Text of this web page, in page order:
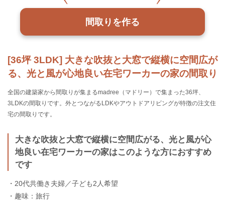
[36坪 3LDK] 大きな吹抜と大窓で縦横に空間広が
る、光と風が心地良い在宅ワーカーの家の間取り
全国の建築家から間取りが集まるmadree（マドリー）で集まった36坪、
3LDKの間取りです。外とつながるLDKやアウトドアリビングが特徴の注文住
宅の間取りです。
大きな吹抜と大窓で縦横に空間広がる、光と風が心
地良い在宅ワーカーの家はこのような方におすすめ
です
・20代共働き夫婦／子ども2人希望
・趣味：旅行
間取りを作る